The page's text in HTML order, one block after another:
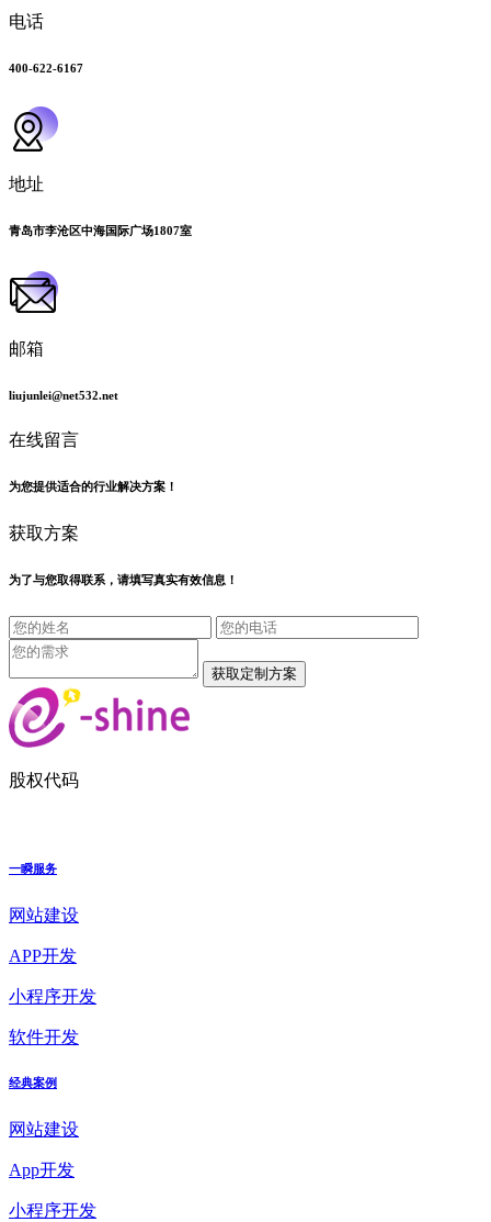
电话
400-622-6167
地址
青岛市李沧区中海国际广场1807室
邮箱
liujunlei@net532.net
在线留言
为您提供适合的行业解决方案！
获取方案
为了与您取得联系，请填写真实有效信息！
股权代码
一瞬服务
网站建设
APP开发
小程序开发
软件开发
经典案例
网站建设
App开发
小程序开发